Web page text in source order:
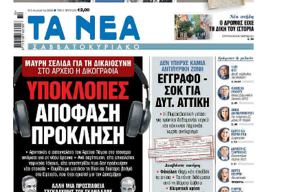
Βιώσιμη αστική κινητικότητα με δρόμους ήπιας
κυκλοφορίας, νέους πεζοδρόμους. Πράσινη πιλοτική
αστική γειτονιά – δεντροφύτευσεις – Πράσινες διαδρομές.
Κατασκευή πολυκέντρου κοινωνικής πολιτικής για τη
στήριξη των αδυνάτων και των πιο ευάλωτων κοινωνικών
ομάδων. “Καφενείο” Γυναικών.
Ανάπλαση παιδικών χαρών – Αστική αναβάθμιση
πεζοδρομίων και βελτίωση της προσβασιμότητας.
Ασφαλτοστρώσεις και αστική ανάπλαση οδών.